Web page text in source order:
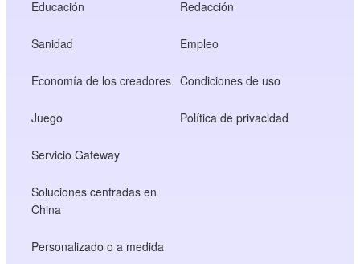
Educación
Sanidad
Economía de los creadores
Juego
Servicio Gateway
Soluciones centradas en
China
Personalizado o a medida
Redacción
Empleo
Condiciones de uso
Política de privacidad